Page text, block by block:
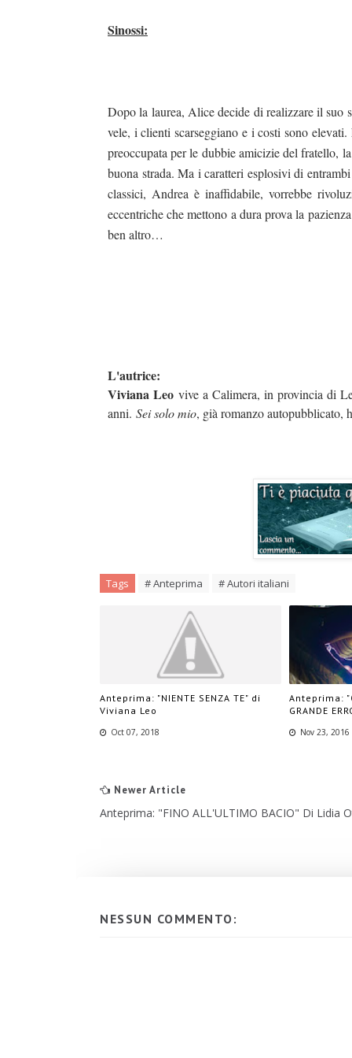
Sinossi:
Dopo la laurea, Alice decide di realizzare il suo
vele, i clienti scarseggiano e i costi sono
preoccupata per le dubbie amicizie del fratello,
buona strada. Ma i caratteri esplosivi di
classici, Andrea è inaffidabile, vorrebbe
eccentriche che mettono a dura prova la
ben altro…
L'autrice:
Viviana Leo vive a Calimera, in provincia di
anni. Sei solo mio, già romanzo autopubblicato,
Tags # Anteprima # Autori italiani
Anteprima: "NIENTE SENZA TE" di
Viviana Leo
Oct 07, 2018
Anteprima:
GRANDE
Nov 23, 2016
Newer Article
Anteprima: "FINO ALL'ULTIMO BACIO" Di Lidia
NESSUN COMMENTO: